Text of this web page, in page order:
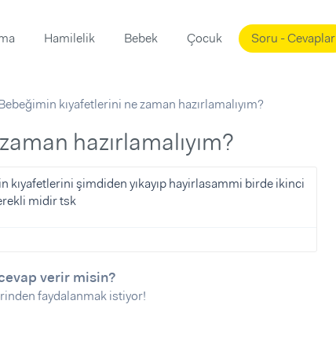
Hamilelik Bebek Çocuk Soru - Cevaplar
kıyafetlerini ne zaman hazırlamalıyım?
hazırlamalıyım?
şimdiden yıkayıp hayirlasammi birde ikinci
midir tsk
verir misin?
faydalanmak istiyor!